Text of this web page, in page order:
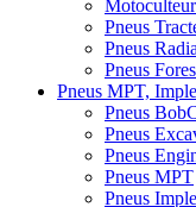
Pneus
Pneus
Pneus
Pneus MPT,
Pneus
Pneus
Pneus
Pneus MPT
Pneus